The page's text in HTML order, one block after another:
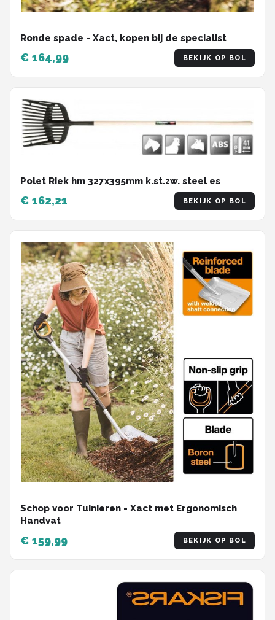
Ronde spade - Xact, kopen bij de specialist
€ 164,99 BEKIJK OP BOL
Polet Riek hm 327x395mm k.st.zw. steel es
€ 162,21 BEKIJK OP BOL
Schop voor Tuinieren - Xact met Ergonomisch
Handvat
€ 159,99 BEKIJK OP BOL